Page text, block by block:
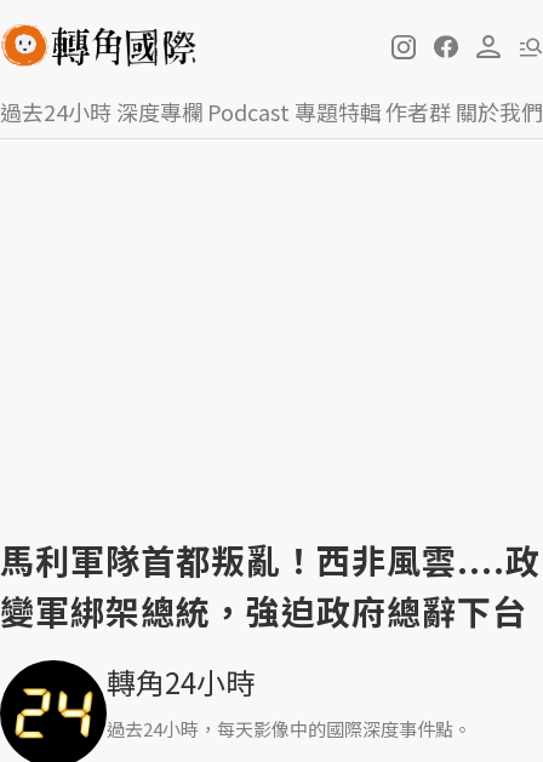
過去24小時深度專欄 Podcast 專題特輯作者群關於我們
馬利軍隊首都叛亂！西非風雲....政
變軍綁架總統，強迫政府總辭下台
轉角24小時
過去24小時，每天影像中的國際深度事件點。